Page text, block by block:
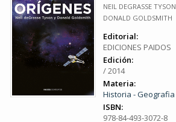
NEIL DEGRASSE TYSON
DONALD GOLDSMITH
Editorial:
EDICIONES PAIDOS
Edición:
/ 2014
Materia:
Historia - Geografia
ISBN:
978-84-493-3072-8